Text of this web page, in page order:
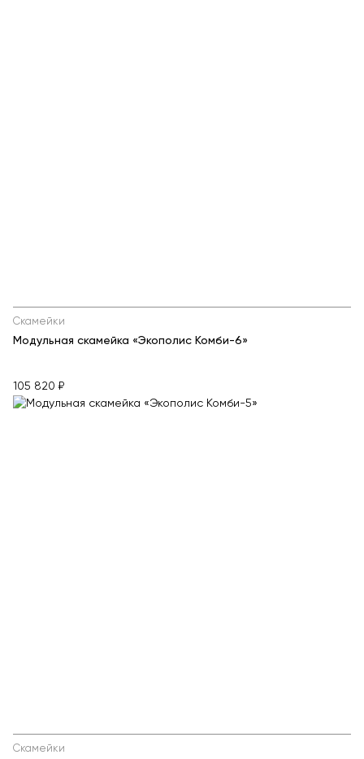
Скамейки
Модульная скамейка «Экополис Комби-6»
105 820 ₽
Скамейки